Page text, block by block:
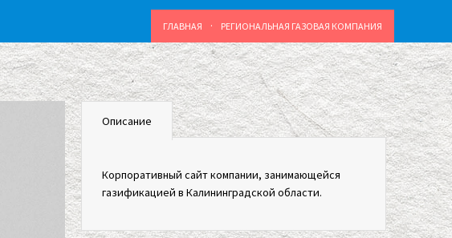
ГЛАВНАЯ · РЕГИОНАЛЬНАЯ ГАЗОВАЯ КОМПАНИЯ
Описание
Корпоративный сайт компании, занимающейся
газификацией в Калининградской области.